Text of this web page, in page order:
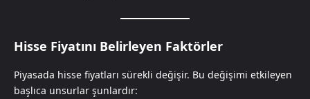
Hisse Fiyatını Belirleyen Faktörler
Piyasada hisse fiyatları sürekli değişir. Bu değişimi etkileyen
başlıca unsurlar şunlardır: